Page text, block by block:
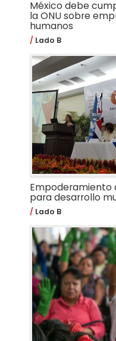
México debe
la ONU sobre
humanos
Lado B
Empoderamiento
para desarrollo
Lado B